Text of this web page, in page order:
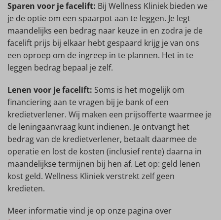
Sparen voor je facelift: Bij Wellness Kliniek bieden we
je de optie om een spaarpot aan te leggen. Je legt
maandelijks een bedrag naar keuze in en zodra je de
facelift prijs bij elkaar hebt gespaard krijg je van ons
een oproep om de ingreep in te plannen. Het in te
leggen bedrag bepaal je zelf.
Lenen voor je facelift: Soms is het mogelijk om
financiering aan te vragen bij je bank of een
kredietverlener. Wij maken een prijsofferte waarmee je
de leningaanvraag kunt indienen. Je ontvangt het
bedrag van de kredietverlener, betaalt daarmee de
operatie en lost de kosten (inclusief rente) daarna in
maandelijkse termijnen bij hen af. Let op: geld lenen
kost geld. Wellness Kliniek verstrekt zelf geen
kredieten.
Meer informatie vind je op onze pagina over